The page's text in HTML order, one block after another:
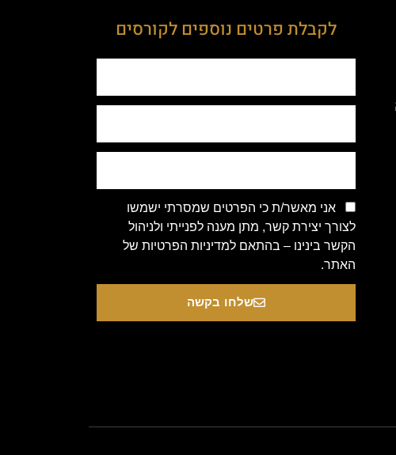
לקבלת פרטים נוספים לקורסים
אני מאשר/ת כי הפרטים שמסרתי ישמשו
לצורך יצירת קשר, מתן מענה לפנייתי ולניהול
הקשר בינינו – בהתאם למדיניות הפרטיות של
האתר.
שלחו בקשה